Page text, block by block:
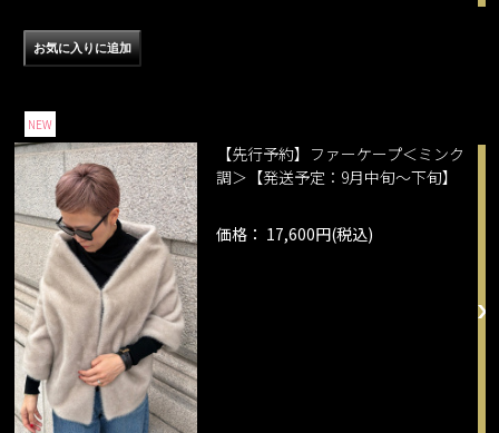
NEW
【先行予約】ファーケープ＜ミンク
調＞【発送予定：9月中旬～下旬】
価格： 17,600円(税込)